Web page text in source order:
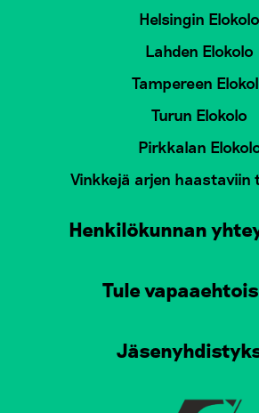
Helsingin Elokolo
Lahden Elokolo
Tampereen
Turun Elokolo
Pirkkalan
Vinkkejä arjen haastaviin
Henkilökunnan
Tule